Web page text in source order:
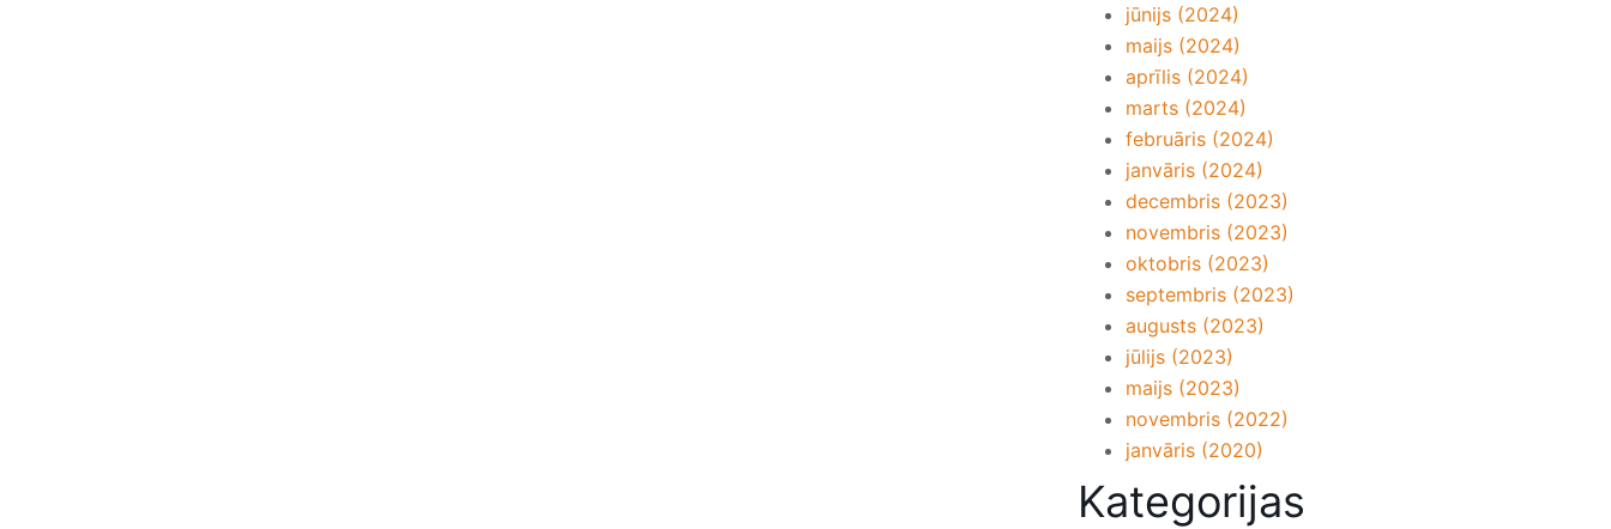
jūnijs (2024)
maijs (2024)
aprīlis (2024)
marts (2024)
februāris (2024)
janvāris (2024)
decembris (2023)
novembris (2023)
oktobris (2023)
septembris (2023)
augusts (2023)
jūlijs (2023)
maijs (2023)
novembris (2022)
janvāris (2020)
Kategorijas